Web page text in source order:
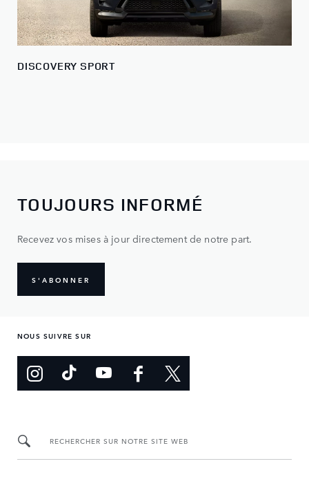
DISCOVERY SPORT
TOUJOURS INFORMÉ
Recevez vos mises à jour directement de notre part.
S'ABONNER
NOUS SUIVRE SUR
RECHERCHER SUR NOTRE SITE WEB